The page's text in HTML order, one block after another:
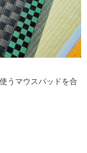
うマウスパッドを合